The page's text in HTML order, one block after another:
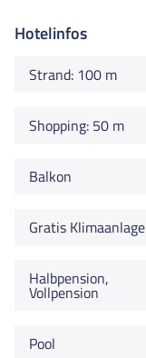
Hotelinfos
Strand: 100 m
Shopping: 50 m
Balkon
Gratis Klimaanlage
Halbpension,
Vollpension
Pool